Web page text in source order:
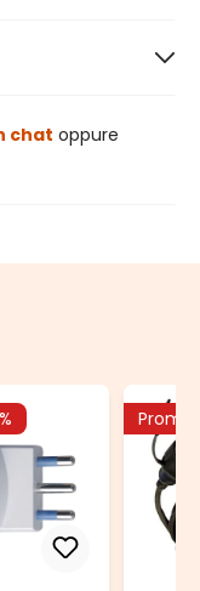
chat oppure
Promo